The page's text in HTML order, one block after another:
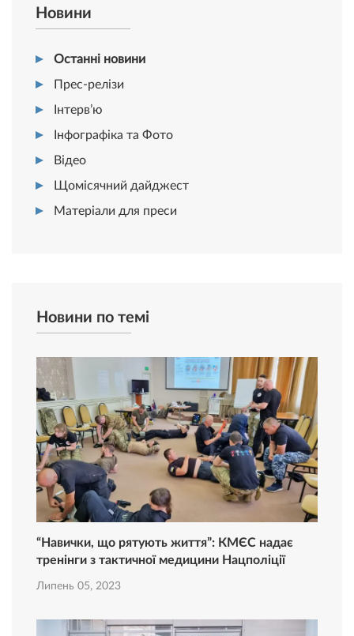
Новини
Останні новини
Прес-релізи
Інтерв’ю
Інфографіка та Фото
Відео
Щомісячний дайджест
Матеріали для преси
Новини по темі
“Навички, що рятують життя”: КМЄС надає
тренінги з тактичної медицини Нацполіції
Липень 05, 2023